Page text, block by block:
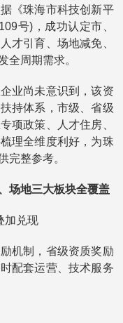
《珠海市科技创新平
号)，成功认定市、
才引育、场地减免、
全周期需求。
业尚未意识到，该资
持体系，市级、省级
项政策、人才住房、
理全维度利好，为珠
完整参考。
地三大板块全覆盖
兑现
机制，省级资质奖励
配套运营、技术服务